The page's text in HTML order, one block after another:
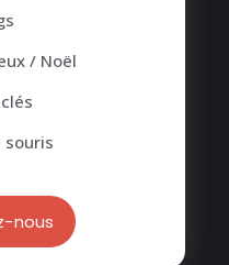
/ Noël
souris
nous